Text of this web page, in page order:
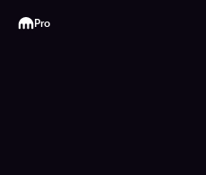
Kraken
Pro